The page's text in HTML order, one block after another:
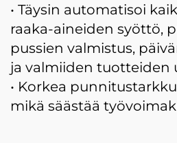
• Täysin automatisoi
raaka-aineiden syöttö,
pussien valmistus,
ja valmiiden tuotteiden
• Korkea
mikä säästää